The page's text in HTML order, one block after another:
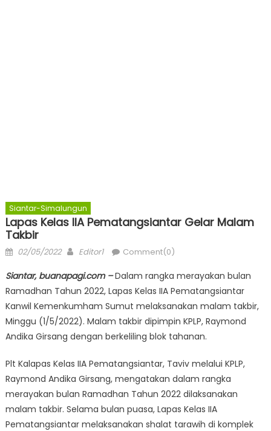
Siantar-Simalungun
Lapas Kelas IIA Pematangsiantar Gelar Malam
Takbir
Posted
02/05/2022 Author
Editor1 Comment(0)
Siantar, buanapagi.com –Dalam rangka merayakan bulan
Ramadhan Tahun 2022, Lapas Kelas IIA Pematangsiantar
Kanwil Kemenkumham Sumut melaksanakan malam takbir,
Minggu (1/5/2022). Malam takbir dipimpin KPLP, Raymond
Andika Girsang dengan berkeliling blok tahanan.
Plt Kalapas Kelas IIA Pematangsiantar, Taviv melalui KPLP,
Raymond Andika Girsang, mengatakan dalam rangka
merayakan bulan Ramadhan Tahun 2022 dilaksanakan
malam takbir. Selama bulan puasa, Lapas Kelas IIA
Pematangsiantar melaksanakan shalat tarawih di komplek